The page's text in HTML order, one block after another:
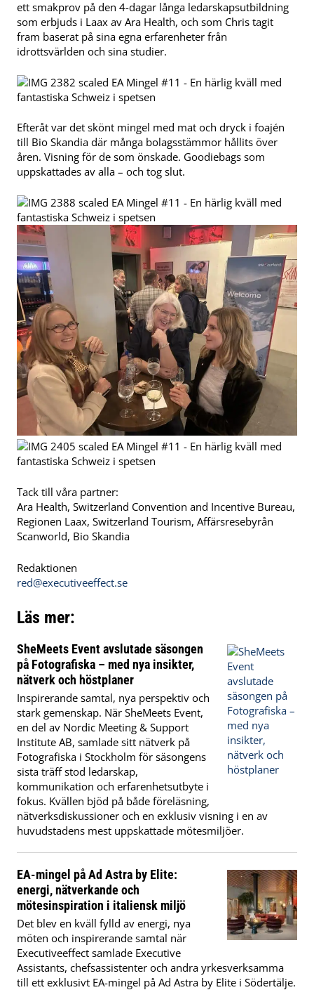
ett smakprov på den 4-dagar långa ledarskapsutbildning
som erbjuds i Laax av Ara Health, och som Chris tagit
fram baserat på sina egna erfarenheter från
idrottsvärlden och sina studier.
Efteråt var det skönt mingel med mat och dryck i foajén
till Bio Skandia där många bolagsstämmor hållits över
åren. Visning för de som önskade. Goodiebags som
uppskattades av alla – och tog slut.
Tack till våra partner:
Ara Health, Switzerland Convention and Incentive Bureau,
Regionen Laax, Switzerland Tourism, Affärsresebyrån
Scanworld, Bio Skandia
Redaktionen
red@executiveeffect.se
Läs mer:
SheMeets Event avslutade säsongen
på Fotografiska – med nya insikter,
nätverk och höstplaner
Inspirerande samtal, nya perspektiv och
stark gemenskap. När SheMeets Event,
en del av Nordic Meeting & Support
Institute AB, samlade sitt nätverk på
Fotografiska i Stockholm för säsongens
sista träff stod ledarskap,
kommunikation och erfarenhetsutbyte i
fokus. Kvällen bjöd på både föreläsning,
nätverksdiskussioner och en exklusiv visning i en av
huvudstadens mest uppskattade mötesmiljöer.
EA-mingel på Ad Astra by Elite:
energi, nätverkande och
mötesinspiration i italiensk miljö
Det blev en kväll fylld av energi, nya
möten och inspirerande samtal när
Executiveeffect samlade Executive
Assistants, chefsassistenter och andra yrkesverksamma
till ett exklusivt EA-mingel på Ad Astra by Elite i Södertälje.